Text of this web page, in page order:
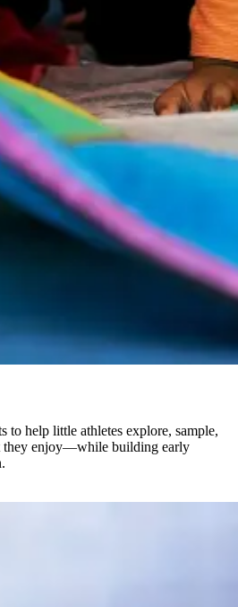
to help little athletes explore, sample,
they enjoy—while building early